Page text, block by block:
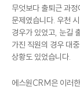
전용 콜택시 이용 시
무엇보다 출퇴근 과
문제였습니다. 우천
경우가 있었고, 눈길
가진 직원의 경우 대